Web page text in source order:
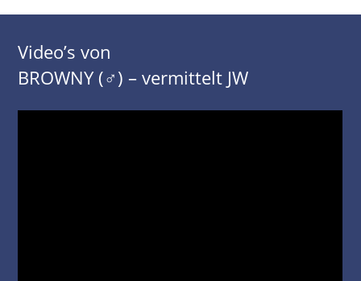
Video’s von
BROWNY (♂) – vermittelt JW